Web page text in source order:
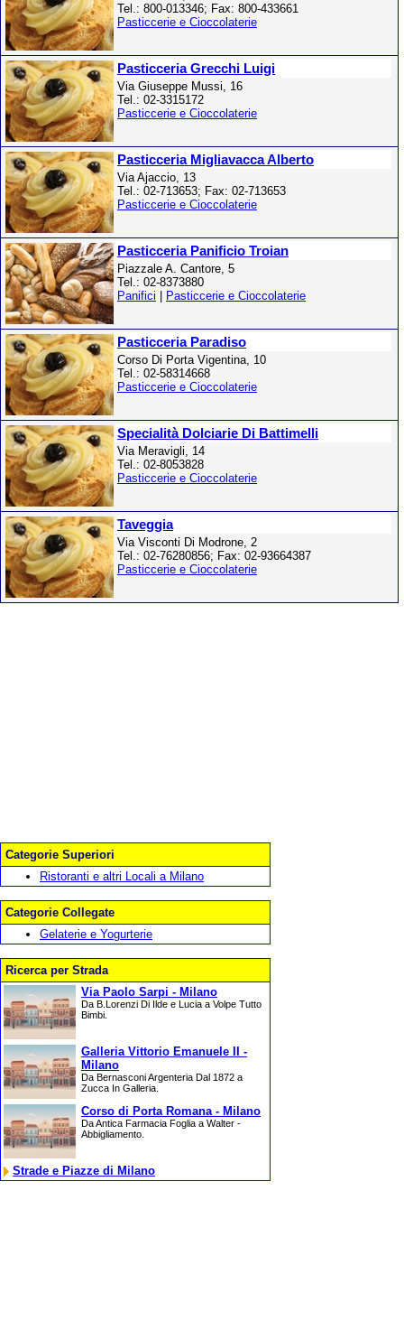
Tel.: 800-013346; Fax: 800-433661
Pasticcerie e Cioccolaterie
Pasticceria Grecchi Luigi
Via Giuseppe Mussi, 16
Tel.: 02-3315172
Pasticcerie e Cioccolaterie
Pasticceria Migliavacca Alberto
Via Ajaccio, 13
Tel.: 02-713653; Fax: 02-713653
Pasticcerie e Cioccolaterie
Pasticceria Panificio Troian
Piazzale A. Cantore, 5
Tel.: 02-8373880
Panifici
Pasticcerie e Cioccolaterie
Pasticceria Paradiso
Corso Di Porta Vigentina, 10
Tel.: 02-58314668
Pasticcerie e Cioccolaterie
Specialità Dolciarie Di Battimelli
Via Meravigli, 14
Tel.: 02-8053828
Pasticcerie e Cioccolaterie
Taveggia
Via Visconti Di Modrone, 2
Tel.: 02-76280856; Fax: 02-93664387
Pasticcerie e Cioccolaterie
Categorie Superiori
Ristoranti e altri Locali a Milano
Categorie Collegate
Gelaterie e Yogurterie
Ricerca per Strada
Via Paolo Sarpi - Milano
Da B.Lorenzi Di Ilde e Lucia a Volpe Tutto
Bimbi.
Galleria Vittorio Emanuele II -
Milano
Da Bernasconi Argenteria Dal 1872 a
Zucca In Galleria.
Corso di Porta Romana - Milano
Da Antica Farmacia Foglia a Walter -
Abbigliamento.
Strade e Piazze di Milano